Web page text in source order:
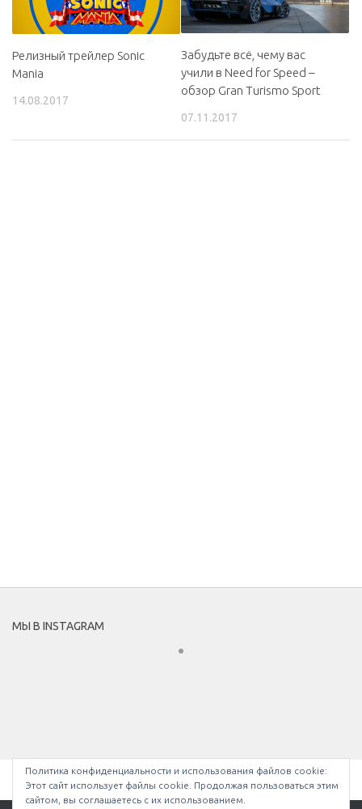
Релизный трейлер Sonic
Mania
14.08.2017
Забудьте всё, чему вас
учили в Need for Speed –
обзор Gran Turismo Sport
07.11.2017
МЫ В INSTAGRAM
Политика конфиденциальности и использования файлов сookie:
Этот сайт использует файлы cookie. Продолжая пользоваться этим
сайтом, вы соглашаетесь с их использованием.